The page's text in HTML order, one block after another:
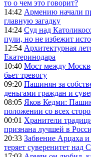
то о чем это говорит?
14:42 Армению начали
главную загадку
14:24 Суд над
пули, но не избежит
12:54 Архитектурная
Екатеринодара
10:40 Мост между
бьет тревогу
09:20 Пашинян за
деньгами граждан и
08:05 Яков Кедми:
положении со всех
00:01 Хранители
признана лучшей в
20:33 Забвение Арцаха
теряет суверенитет над